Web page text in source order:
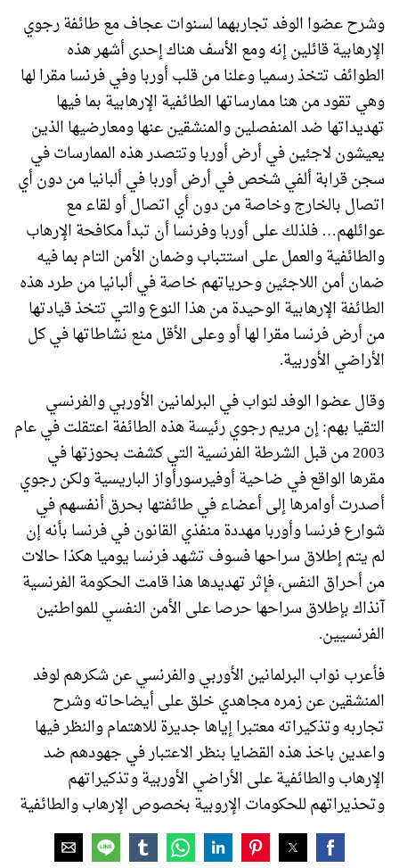
وشرح عضوا الوفد تجاربهما لسنوات عجاف مع طائفة رجوي
الإرهابية قائلين إنه ومع الأسف هناك إحدى أشهر هذه
الطوائف تتخذ رسميا وعلنا من قلب أوربا وفي فرنسا مقرا لها
وهي تقود من هنا ممارساتها الطائفية الإرهابية بما فيها
تهديداتها ضد المنفصلين والمنشقين عنها ومعارضيها الذين
يعيشون لاجئين في أرض أوربا وتتصدر هذه الممارسات في
سجن قرابة ألفي شخص في أرض أوربا في ألبانيا من دون أي
اتصال بالخارج وخاصة من دون أي اتصال أو لقاء مع
عوائلهم… فلذلك على أوربا وفرنسا أن تبدأ مكافحة الإرهاب
والطائفية والعمل على استتباب وضمان الأمن التام بما فيه
ضمان أمن اللاجئين وحرياتهم خاصة في ألبانيا من طرد هذه
الطائفة الإرهابية الوحيدة من هذا النوع والتي تتخذ قيادتها
من أرض فرنسا مقرا لها أو وعلى الأقل منع نشاطاتها في كل
الأراضي الأوربية.
وقال عضوا الوفد لنواب في البرلمانين الأوربي والفرنسي
التقيا بهم: إن مريم رجوي رئيسة هذه الطائفة اعتقلت في عام
2003 من قبل الشرطة الفرنسية التي كشفت بحوزتها في
مقرها الواقع في ضاحية أوفيرسورأواز الباريسية ولكن رجوي
أصدرت أوامرها إلى أعضاء في طائفتها بحرق أنفسهم في
شوارع فرنسا وأوربا مهددة منفذي القانون في فرنسا بأنه إن
لم يتم إطلاق سراحها فسوف تشهد فرنسا يوميا هكذا حالات
من أحراق النفس، فإثر تهديدها هذا قامت الحكومة الفرنسية
آنذاك بإطلاق سراحها حرصا على الأمن النفسي للمواطنين
الفرنسيين.
فأعرب نواب البرلمانين الأوربي والفرنسي عن شكرهم لوفد
المنشقين عن زمره مجاهدي خلق على أيضاحاته وشرح
تجاربه وتذكيراته معتبرا إياها جديرة للاهتمام والنظر فيها
واعدين باخذ هذه القضايا بنظر الاعتبار في جهودهم ضد
الإرهاب والطائفية على الأراضي الأوربية وتذكيراتهم
وتحذيراتهم للحكومات الإروبية بخصوص الإرهاب والطائفية